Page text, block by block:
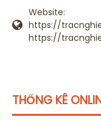
Website:
https://
https://
THỐNG KÊ